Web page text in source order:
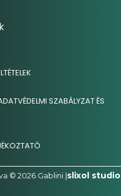
SZABÁLYZAT ÉS
© 2026 Gablini |slixol studio